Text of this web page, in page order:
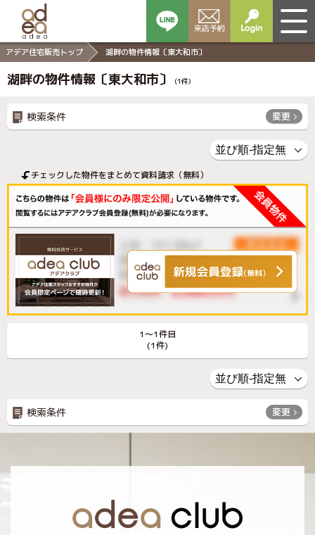
アデア住宅販売トップ 湖畔の物件情報〔東大和市〕
湖畔の物件情報〔東大和市〕 (1件)
検索条件 変更
チェックした物件をまとめて資料請求（無料）
1〜1件目
(1件)
検索条件 変更